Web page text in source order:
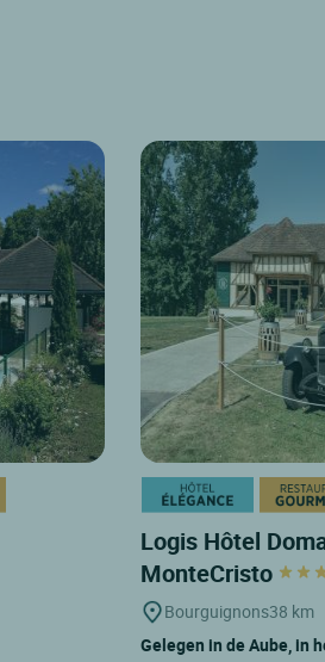
Logis Hôtel
MonteCristo
Bourguignons38 km
Gelegen in de Aube, in